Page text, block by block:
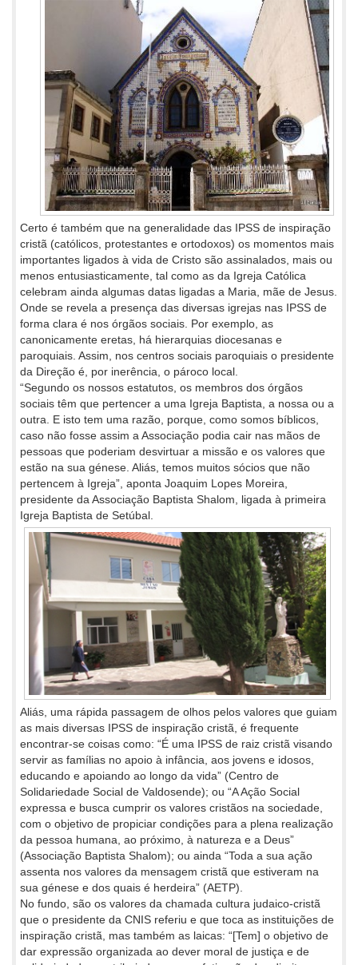
Certo é também que na generalidade das IPSS de inspiração
cristã (católicos, protestantes e ortodoxos) os momentos mais
importantes ligados à vida de Cristo são assinalados, mais ou
menos entusiasticamente, tal como as da Igreja Católica
celebram ainda algumas datas ligadas a Maria, mãe de Jesus.
Onde se revela a presença das diversas igrejas nas IPSS de
forma clara é nos órgãos sociais. Por exemplo, as
canonicamente eretas, há hierarquias diocesanas e
paroquiais. Assim, nos centros sociais paroquiais o presidente
da Direção é, por inerência, o pároco local.
“Segundo os nossos estatutos, os membros dos órgãos
sociais têm que pertencer a uma Igreja Baptista, a nossa ou a
outra. E isto tem uma razão, porque, como somos bíblicos,
caso não fosse assim a Associação podia cair nas mãos de
pessoas que poderiam desvirtuar a missão e os valores que
estão na sua génese. Aliás, temos muitos sócios que não
pertencem à Igreja”, aponta Joaquim Lopes Moreira,
presidente da Associação Baptista Shalom, ligada à primeira
Igreja Baptista de Setúbal.
Aliás, uma rápida passagem de olhos pelos valores que guiam
as mais diversas IPSS de inspiração cristã, é frequente
encontrar-se coisas como: “É uma IPSS de raiz cristã visando
servir as famílias no apoio à infância, aos jovens e idosos,
educando e apoiando ao longo da vida” (Centro de
Solidariedade Social de Valdosende); ou “A Ação Social
expressa e busca cumprir os valores cristãos na sociedade,
com o objetivo de propiciar condições para a plena realização
da pessoa humana, ao próximo, à natureza e a Deus”
(Associação Baptista Shalom); ou ainda “Toda a sua ação
assenta nos valores da mensagem cristã que estiveram na
sua génese e dos quais é herdeira” (AETP).
No fundo, são os valores da chamada cultura judaico-cristã
que o presidente da CNIS referiu e que toca as instituições de
inspiração cristã, mas também as laicas: “[Tem] o objetivo de
dar expressão organizada ao dever moral de justiça e de